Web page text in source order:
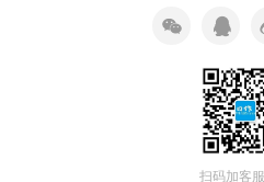
扫码加客